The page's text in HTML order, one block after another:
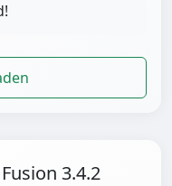
3.4.2